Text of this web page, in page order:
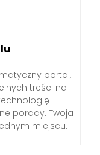
portal,
treści na
–
porady. Twoja
miejscu.